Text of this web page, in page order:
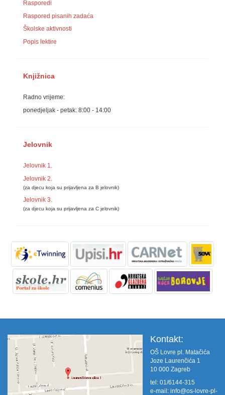
Rasporedi
Raspored pisanih zadaća
Školske aktivnosti
Popis lektire
Knjižnica
Radno vrijeme:
ponedjeljak - petak: 8:00 - 14:00
Jelovnik
Jelovnik 1.
Jelovnik 2.
(za djecu koja su prijavljena za B jelovnik)
Jelovnik 3.
(za djecu koja su prijavljena za C jelovnik)
Kontakt:
OŠ Lovre pl. Matačića
Joze Laurenčića 1
10 000 Zagreb
tel: 01/6144-315
e-mail: info@os-lovre-pl-